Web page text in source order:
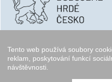
Tento web používá soubory
reklam, poskytování funkcí
návštěvnosti.